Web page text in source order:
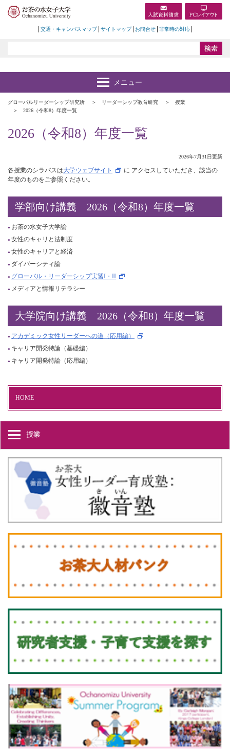
交通・キャンパスマップ サイトマップ お問合せ 非常時の対応
グローバルリーダーシップ研究所 リーダーシップ教育研究
授業
2026（令和8）年度一覧
2026（令和8）年度一覧
2026年7月31日更新
各授業のシラバスは大学ウェブサイト
に アクセスしていただき、該当の
年度のものをご参照ください。
学部向け講義 2026（令和8）年度一覧
お茶の水女子大学論
女性のキャリと法制度
女性のキャリアと経済
ダイバーシティ論
グローバル・リーダーシップ実習I・II
メディアと情報リテラシー
大学院向け講義 2026（令和8）年度一覧
アカデミック女性リーダーへの道（応用編）
キャリア開発特論（基礎編）
キャリア開発特論（応用編）
HOME
授業